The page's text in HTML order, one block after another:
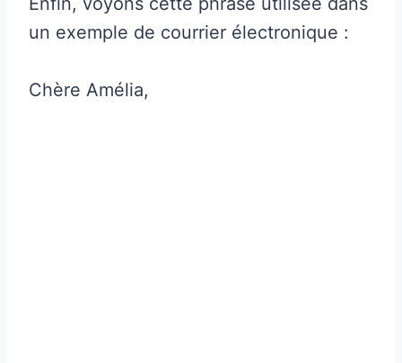
un exemple de courrier électronique :
Chère Amélia,